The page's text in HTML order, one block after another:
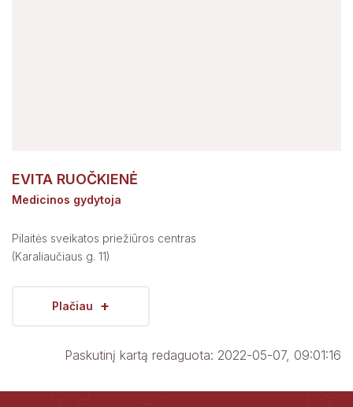
EVITA RUOČKIENĖ
Medicinos gydytoja
Pilaitės sveikatos priežiūros centras
(Karaliaučiaus g. 11)
Plačiau +
Paskutinį kartą redaguota: 2022-05-07, 09:01:16